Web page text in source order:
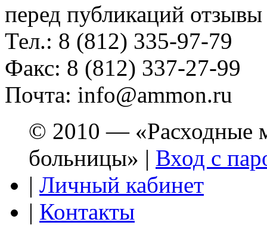
перед публикаций
Тел.: 8 (812) 335-97-79
Факс: 8 (812) 337-27-99
Почта: info@ammon.ru
© 2010 — «Расходные
больницы» | Вход с
| Личный кабинет
| Контакты